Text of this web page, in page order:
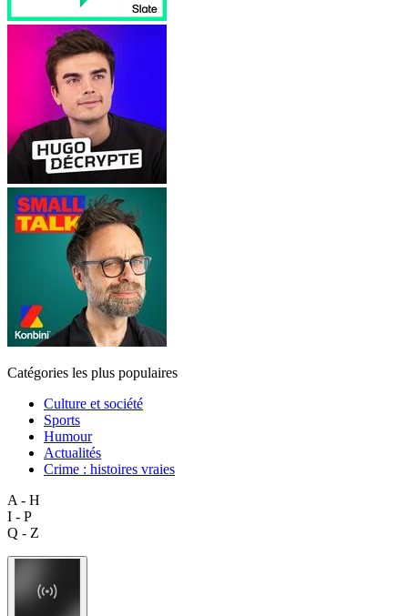
Catégories les plus populaires
Culture et société
Sports
Humour
Actualités
Crime : histoires vraies
A - H
I - P
Q - Z